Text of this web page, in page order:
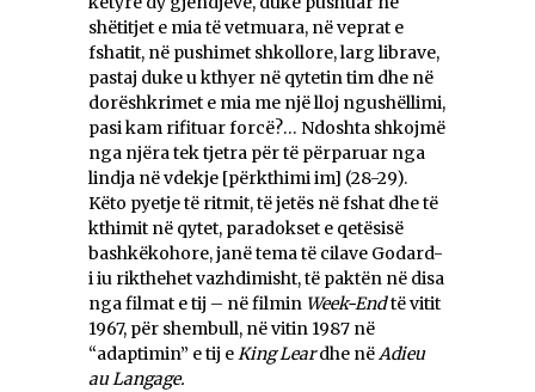
shëtitjet e mia të vetmuara, në veprat e
fshatit, në pushimet shkollore, larg librave,
pastaj duke u kthyer në qytetin tim dhe në
dorëshkrimet e mia me një lloj ngushëllimi,
pasi kam rifituar forcë?… Ndoshta shkojmë
nga njëra tek tjetra për të përparuar nga
lindja në vdekje [përkthimi im] (28-29).
Këto pyetje të ritmit, të jetës në fshat dhe të
kthimit në qytet, paradokset e qetësisë
bashkëkohore, janë tema të cilave Godard-
i iu rikthehet vazhdimisht, të paktën në disa
nga filmat e tij – në filmin Week-Endtë vitit
1967, për shembull, në vitin 1987 në
“adaptimin” e tij eKingLeardhe nëAdieu
au Langage.